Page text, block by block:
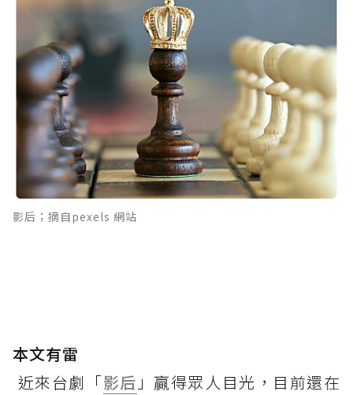
影后；摘自pexels 網站
本文有雷
近來台劇「影后 」贏得眾人目光，目前還在